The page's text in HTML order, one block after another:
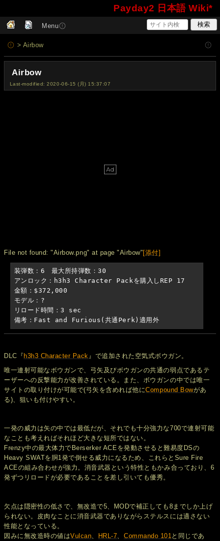
Payday2 日本語 Wiki*
Menu
> Airbow
Airbow
Last-modified: 2020-06-15 (月) 15:37:07
File not found: "Airbow.png" at page "Airbow" [添付]
装弾数：6　最大所持弾数：30
アンロック：h3h3 Character Packを購入しREP 17
金額：$372,000
モデル：?
リロード時間：3 sec
備考：Fast and Furious(共通Perk)適用外
DLC『 h3h3 Character Pack』で追加された空気式ボウガン。
唯一連射可能なボウガンで、弓矢及びボウガンの共通の弱点であるテ
ーザーへの反撃能力が改善されている。また、ボウガンの中では唯一
サイトの取り付けが可能で(弓矢を含めれば他にCompound Bowがあ
る)、狙いも付けやすい。
一発の威力は矢の中では最低だが、それでも十分強力な700で連射可能
なことも考えればそれほど大きな短所ではない。
Frenzy中の最大体力でBerserker ACEを発動させると難易度DSの
Heavy SWATを胴1発で倒せる威力になるため、これらとSure Fire
ACEの組み合わせが強力。消音武器という特性ともかみ合っており、6
発ずつリロードが必要であることを差し引いても優秀。
欠点は隠密性の低さで、無改造で5、MODで補正しても8までしか上げ
られない。皮肉なことに消音武器でありながらステルスには適さない
性能となっている。
因みに無改造時の値はVulcan HRL-7 Commando 101 と同じであ